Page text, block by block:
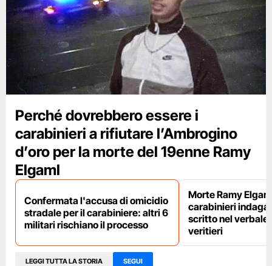
Perché dovrebbero essere i
carabinieri a rifiutare l’Ambrogino
d’oro per la morte del 19enne Ramy
Elgaml
Confermata l'accusa di omicidio
stradale per il carabiniere: altri 6
militari rischiano il processo
Morte Ramy
carabinieri
scritto nel verbale
veritieri
LEGGI TUTTA LA STORIA SEGUI